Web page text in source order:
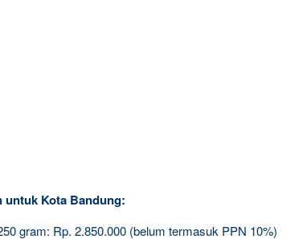
untuk Kota Bandung:
gram: Rp. 2.850.000 (belum termasuk PPN 10%)